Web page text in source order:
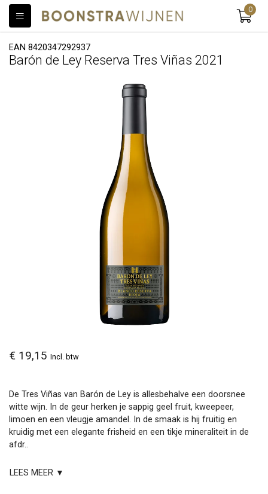
0
EAN 8420347292937
Barón de Ley Reserva Tres Viñas 2021
€ 19,15 Incl. btw
De Tres Viñas van Barón de Ley is allesbehalve een doorsnee
witte wijn. In de geur herken je sappig geel fruit, kweepeer,
limoen en een vleugje amandel. In de smaak is hij fruitig en
kruidig met een elegante frisheid en een tikje mineraliteit in de
afdr..
LEES MEER ▼